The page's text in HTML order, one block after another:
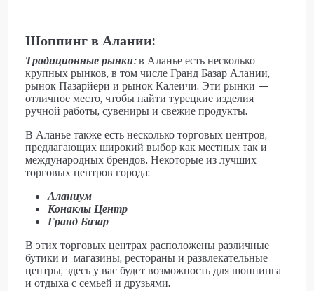
Шоппинг в Алании:
Традиционные рынки:в Аланье есть несколько
крупных рынков, в том числе Гранд Базар Алании,
рынок Пазарйери и рынок Калеичи. Эти рынки —
отличное место, чтобы найти турецкие изделия
ручной работы, сувениры и свежие продукты.
В Аланье также есть несколько торговых центров,
предлагающих широкий выбор как местных так и
международных брендов. Некоторые из лучших
торговых центров города:
Аланиум
Конаклы Центр
Гранд Базар
В этих торговых центрах расположены различные
бутики и магазины, рестораны и развлекательные
центры, здесь у вас будет возможность для шоппинга
и отдыха с семьей и друзьями.